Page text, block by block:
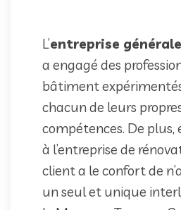
L’entreprise
a engagé des
bâtiment
chacun de leurs
compétences. De
à l’entreprise de
client a le confort de
un seul et unique